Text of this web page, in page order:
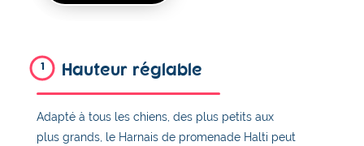
1 Hauteur réglable
Adapté à tous les chiens, des plus petits aux
plus grands, le Harnais de promenade Halti peut